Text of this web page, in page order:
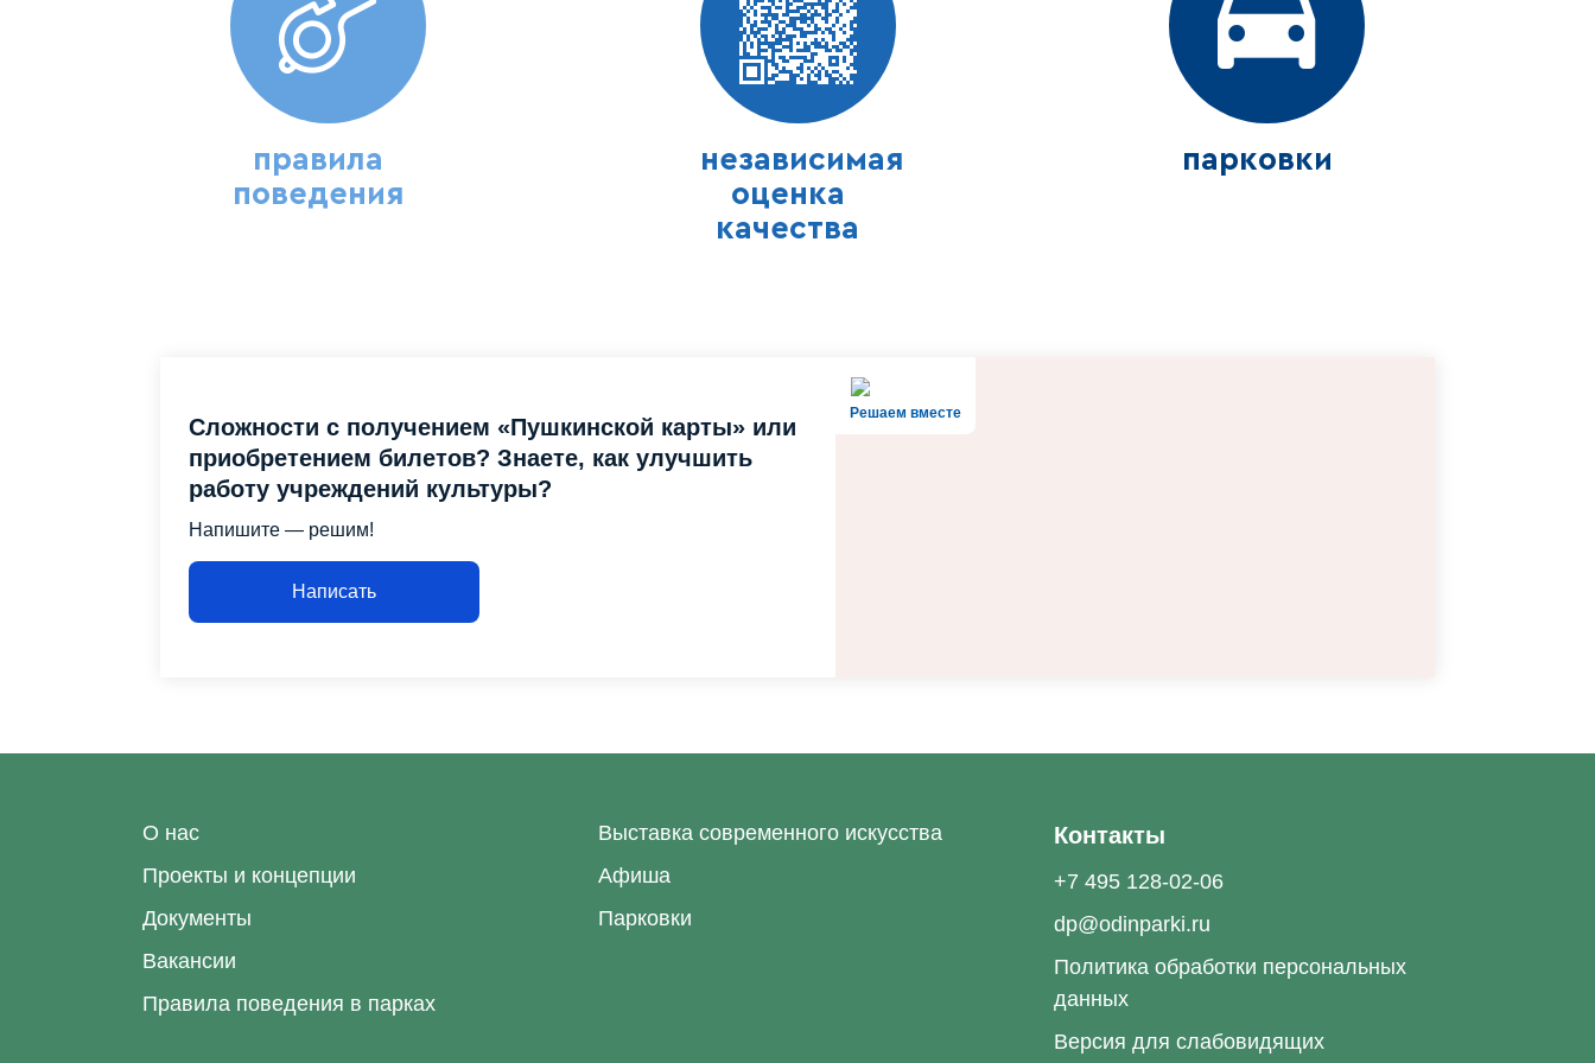
— будни: 09:30 — 22:00
— выходные и праздничные дни: 09:30 — 22:00
Городской парк Звенигород
Открыт круглосуточно. Режим работы инфраструктуры: 10:00 — 21:00
правила
поведения
независимая
оценка
качества
парковки
Решаем вместе
Сложности с получением «Пушкинской карты» или
приобретением билетов? Знаете, как улучшить
работу учреждений культуры?
Напишите — решим!
Написать
О нас
Проекты и концепции
Документы
Вакансии
Правила поведения в парках
Выставка современного искусства
Афиша
Парковки
Контакты
+7 495 128-02-06
dp@odinparki.ru
Политика обработки персональных
данных
Версия для слабовидящих